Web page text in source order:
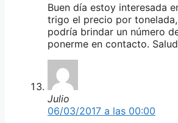
Buen día estoy interesada
trigo el precio por
podría brindar un número
ponerme en contacto.
Julio
06/03/2017 a las 00:00